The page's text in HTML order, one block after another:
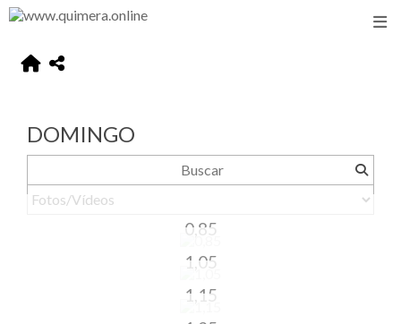
DOMINGO
0,85
1,05
1,15